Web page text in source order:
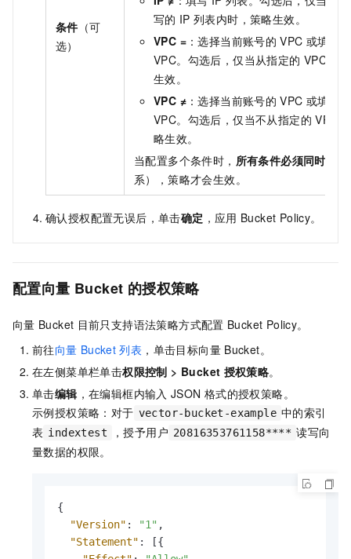
条件 （可
选）
写的 IP 列表内时，策略生效。
VPC = ：选择当前账号的 VPC 或填写
VPC。勾选后，仅当从指定的 VPC
生效。
VPC ≠ ：选择当前账号的 VPC 或填写
VPC。勾选后，仅当不从指定的 VPC
略生效。
当配置多个条件时， 所有条件必须同时满足
系），策略才会生效。
确认授权配置无误后，单击确定 ，应用 Bucket Policy。
配置向量 Bucket 的授权策略
向量 Bucket 目前只支持语法策略方式配置 Bucket Policy。
前往向量 Bucket 列表 ，单击目标向量 Bucket。
在左侧菜单栏单击权限控制 > Bucket 授权策略。
单击编辑 ，在编辑框内输入 JSON 格式的授权策略。
示例授权策略：对于 vector-bucket-example 中的索引
表 indextest ，授予用户 20816353761158**** 读写向
量数据的权限。
{
"Version" : "1" ,
"Statement" : [{